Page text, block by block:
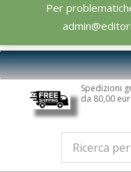
Per
Editoriale
Scientifica
Primary
Navigation
Spedizioni
da 80,00